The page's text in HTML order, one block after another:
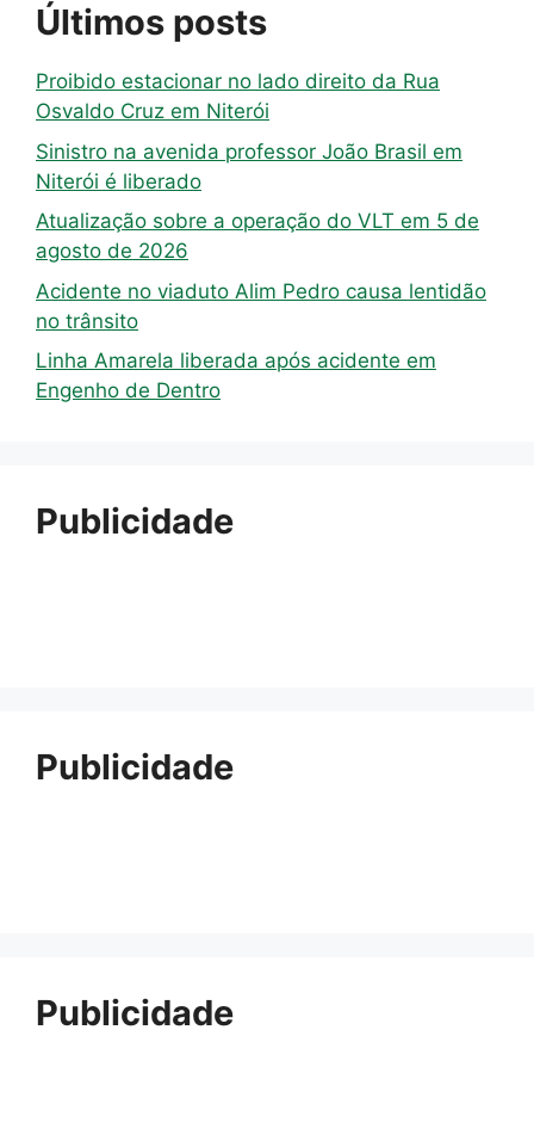
Últimos posts
Proibido estacionar no lado direito da Rua
Osvaldo Cruz em Niterói
Sinistro na avenida professor João Brasil em
Niterói é liberado
Atualização sobre a operação do VLT em 5 de
agosto de 2026
Acidente no viaduto Alim Pedro causa lentidão
no trânsito
Linha Amarela liberada após acidente em
Engenho de Dentro
Publicidade
Publicidade
Publicidade